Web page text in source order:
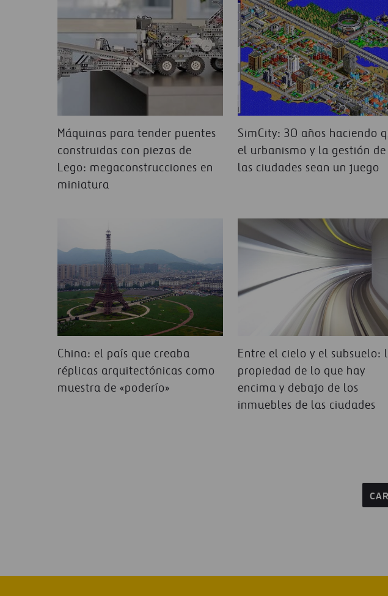
Máquinas para tender puentes
construidas con piezas de
Lego: megaconstrucciones en
miniatura
SimCity: 30 años haciendo
el urbanismo y la gestión de
las ciudades sean un juego
China: el país que creaba
réplicas arquitectónicas como
muestra de «poderío»
Entre el cielo y el subsuelo:
propiedad de lo que hay
encima y debajo de los
inmuebles de las ciudades